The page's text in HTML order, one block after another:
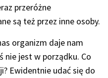
przeróżne
są też przez inne osoby.
organizm daje nam
nie jest w porządku. Co
Ewidentnie udać się do